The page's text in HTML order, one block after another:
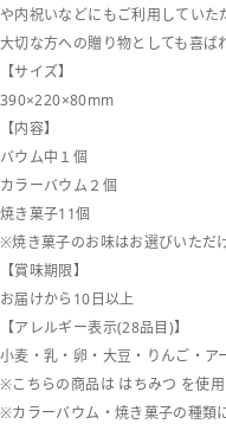
や内祝いなどにもご利用していた
大切な方への贈り物としても喜ば
【サイズ】
390×220×80mm
【内容】
バウム中１個
カラーバウム２個
焼き菓子11個
※焼き菓子のお味はお選びいただ
【賞味期限】
お届けから10日以上
【アレルギー表示(28品目)】
小麦・乳・卵・大豆・りんご・ア
※こちらの商品は はちみつ を使用
※カラーバウム・焼き菓子の種類